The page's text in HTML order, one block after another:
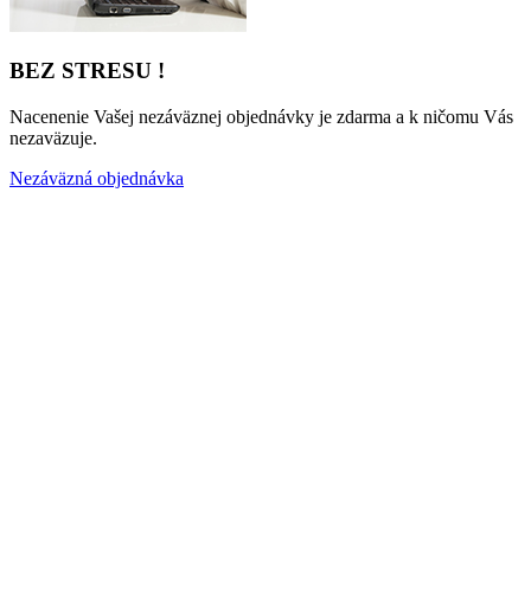
BEZ STRESU !
Nacenenie Vašej nezáväznej objednávky je zdarma a k ničomu Vás
nezaväzuje.
Nezáväzná objednávka